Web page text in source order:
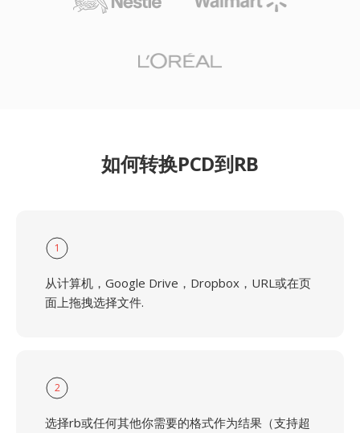
如何转换PCD到RB
1
从计算机，Google Drive，Dropbox，URL或在页
面上拖拽选择文件.
2
选择rb或任何其他你需要的格式作为结果（支持超